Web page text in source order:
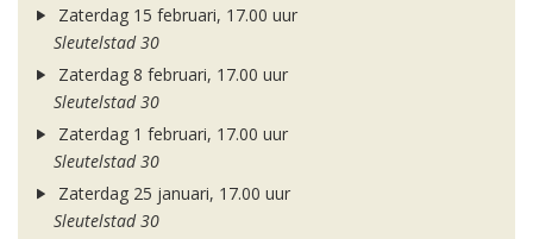
Zaterdag 15 februari, 17.00 uur
Sleutelstad 30
Zaterdag 8 februari, 17.00 uur
Sleutelstad 30
Zaterdag 1 februari, 17.00 uur
Sleutelstad 30
Zaterdag 25 januari, 17.00 uur
Sleutelstad 30